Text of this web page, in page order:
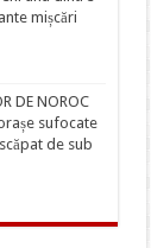
mișcări
DE NOROC
sufocate
de sub